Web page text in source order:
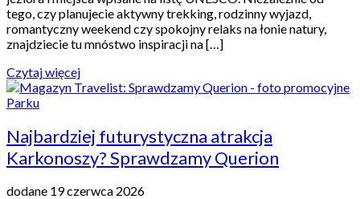
tego, czy planujecie aktywny trekking, rodzinny wyjazd,
romantyczny weekend czy spokojny relaks na łonie natury,
znajdziecie tu mnóstwo inspiracji na […]
Czytaj więcej
Najbardziej futurystyczna atrakcja
Karkonoszy? Sprawdzamy Querion
dodane 19 czerwca 2026